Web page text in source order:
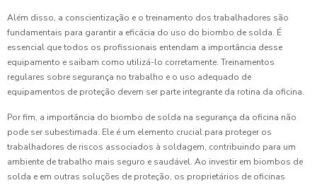
Além disso, a conscientização e o treinamento dos trabalhadores são
fundamentais para garantir a eficácia do uso do biombo de solda. É
essencial que todos os profissionais entendam a importância desse
equipamento e saibam como utilizá-lo corretamente. Treinamentos
regulares sobre segurança no trabalho e o uso adequado de
equipamentos de proteção devem ser parte integrante da rotina da oficina.
Por fim, a importância do biombo de solda na segurança da oficina não
pode ser subestimada. Ele é um elemento crucial para proteger os
trabalhadores de riscos associados à soldagem, contribuindo para um
ambiente de trabalho mais seguro e saudável. Ao investir em biombos de
solda e em outras soluções de proteção, os proprietários de oficinas